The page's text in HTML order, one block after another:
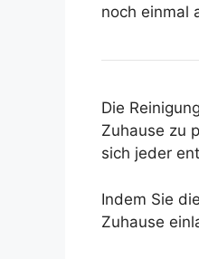
noch einmal
Die
Zuhause zu
sich jeder
Indem Sie
Zuhause